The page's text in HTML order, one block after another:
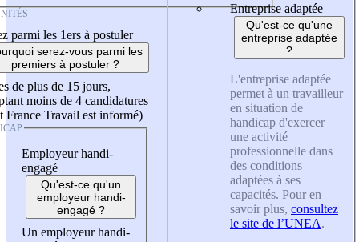
parmi les 1ers à postuler
serez-vous parmi les
premiers à postuler ?
de plus de 15 jours,
moins de 4 candidatures
France Travail est informé)
Employeur handi-
engagé
Qu'est-ce qu'un
employeur handi-
engagé ?
Un employeur handi-
Entreprise adaptée
Qu'est-ce qu'une
entreprise adaptée
?
L'entreprise adaptée
permet à un travailleur
en situation de
handicap d'exercer
une activité
professionnelle dans
des conditions
adaptées à ses
capacités. Pour en
savoir plus, consultez
le site de l’UNEA.